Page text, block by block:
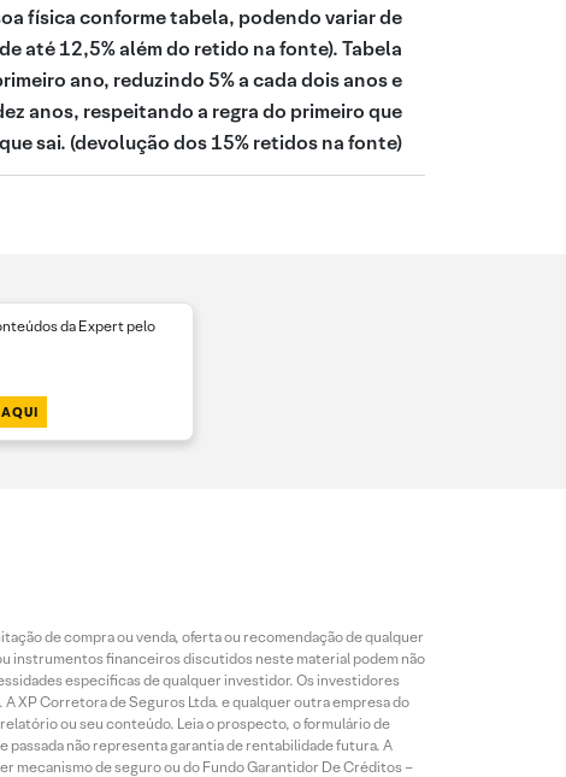
física conforme tabela, podendo variar de
até 12,5% além do retido na fonte). Tabela
ano, reduzindo 5% a cada dois anos e
anos, respeitando a regra do primeiro que
sai. (devolução dos 15% retidos na fonte)
da Expert pelo
de compra ou venda, oferta ou recomendação de qualquer
instrumentos financeiros discutidos neste material podem não
específicas de qualquer investidor. Os investidores
XP Corretora de Seguros Ltda. e qualquer outra empresa do
ou seu conteúdo. Leia o prospecto, o formulário de
não representa garantia de rentabilidade futura. A
mecanismo de seguro ou do Fundo Garantidor De Créditos –